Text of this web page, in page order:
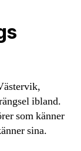
ibland.
som känner
sina.